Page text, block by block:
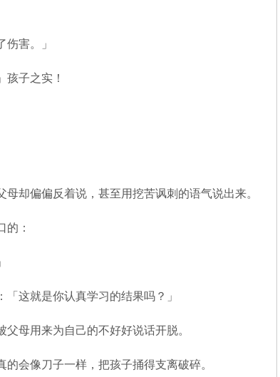
害。」
子之实！
却偏偏反着说，甚至用挖苦讽刺的语气说出来。
的：
这就是你认真学习的结果吗？」
母用来为自己的不好好说话开脱。
会像刀子一样，把孩子捅得支离破碎。